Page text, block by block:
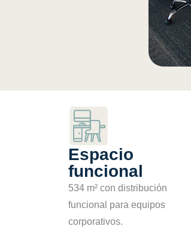
Espacio
funcional
534 m² con distribución
funcional para equipos
corporativos.